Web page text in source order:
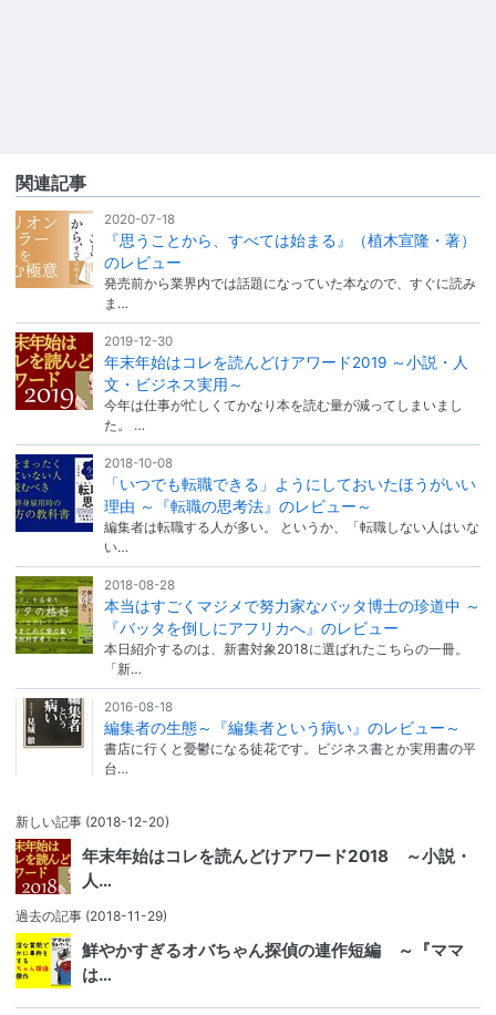
関連記事
2020-07-18
『思うことから、すべては始まる』（植木宣隆・著）
のレビュー
発売前から業界内では話題になっていた本なので、すぐに読み
ま…
2019-12-30
年末年始はコレを読んどけアワード2019 ～小説・人
文・ビジネス実用～
今年は仕事が忙しくてかなり本を読む量が減ってしまいまし
た。 …
2018-10-08
「いつでも転職できる」ようにしておいたほうがいい
理由 ～『転職の思考法』のレビュー～
編集者は転職する人が多い。 というか、「転職しない人はいな
い…
2018-08-28
本当はすごくマジメで努力家なバッタ博士の珍道中 ～
『バッタを倒しにアフリカへ』のレビュー
本日紹介するのは、新書対象2018に選ばれたこちらの一冊。
「新…
2016-08-18
編集者の生態～『編集者という病い』のレビュー～
書店に行くと憂鬱になる徒花です。ビジネス書とか実用書の平
台…
新しい記事 (2018-12-20)
年末年始はコレを読んどけアワード2018 ～小説・
人…
過去の記事 (2018-11-29)
鮮やかすぎるオバちゃん探偵の連作短編 ～『ママ
は…